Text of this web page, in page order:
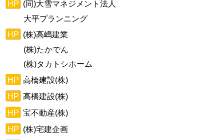
HP (同)大雪マネジメント法人
大平プランニング
HP (株)高嶋建業
(株)たかでん
(株)タカトシホーム
HP 高橋建設(株)
HP 高橋建設(株)
HP 宝不動産(株)
HP (株)宅建企画